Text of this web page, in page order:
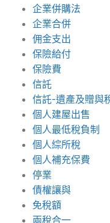
企業併購法
企業合併
佣金支出
保險給付
保險費
信託
信託-遺產及贈與
個人建屋出售
個人最低稅負制
個人綜所稅
個人補充保費
停業
債權讓與
免稅額
兩稅合一